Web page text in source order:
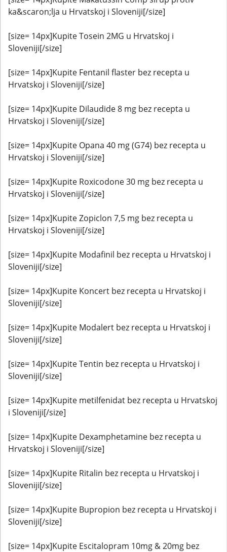
ka&scaron;lja u Hrvatskoj i Sloveniji[/size]
[size= 14px]Kupite Tosein 2MG u Hrvatskoj i
Sloveniji[/size]
[size= 14px]Kupite Fentanil flaster bez recepta u
Hrvatskoj i Sloveniji[/size]
[size= 14px]Kupite Dilaudide 8 mg bez recepta u
Hrvatskoj i Sloveniji[/size]
[size= 14px]Kupite Opana 40 mg (G74) bez recepta u
Hrvatskoj i Sloveniji[/size]
[size= 14px]Kupite Roxicodone 30 mg bez recepta u
Hrvatskoj i Sloveniji[/size]
[size= 14px]Kupite Zopiclon 7,5 mg bez recepta u
Hrvatskoj i Sloveniji[/size]
[size= 14px]Kupite Modafinil bez recepta u Hrvatskoj i
Sloveniji[/size]
[size= 14px]Kupite Koncert bez recepta u Hrvatskoj i
Sloveniji[/size]
[size= 14px]Kupite Modalert bez recepta u Hrvatskoj i
Sloveniji[/size]
[size= 14px]Kupite Tentin bez recepta u Hrvatskoj i
Sloveniji[/size]
[size= 14px]Kupite metilfenidat bez recepta u Hrvatskoj
i Sloveniji[/size]
[size= 14px]Kupite Dexamphetamine bez recepta u
Hrvatskoj i Sloveniji[/size]
[size= 14px]Kupite Ritalin bez recepta u Hrvatskoj i
Sloveniji[/size]
[size= 14px]Kupite Bupropion bez recepta u Hrvatskoj i
Sloveniji[/size]
[size= 14px]Kupite Escitalopram 10mg & 20mg bez